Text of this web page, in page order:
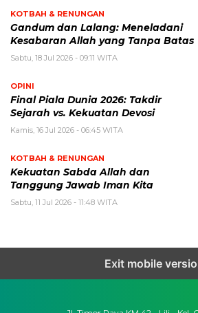
KOTBAH & RENUNGAN
Gandum dan Lalang: Meneladani
Kesabaran Allah yang Tanpa Batas
Sabtu, 18 Jul 2026 - 09:11 WITA
OPINI
Final Piala Dunia 2026: Takdir
Sejarah vs. Kekuatan Devosi
Kamis, 16 Jul 2026 - 06:45 WITA
KOTBAH & RENUNGAN
Kekuatan Sabda Allah dan
Tanggung Jawab Iman Kita
Sabtu, 11 Jul 2026 - 11:48 WITA
Exit mobile